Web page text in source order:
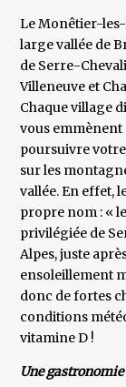
Le Monêtier-
large vallée de
de Serre-
Villeneuve et
Chaque village
vous emmènent
poursuivre
sur les
vallée. En effet,
propre nom : «
privilégiée de
Alpes, juste
ensoleillement
donc de fortes
conditions
vitamine D !
Une